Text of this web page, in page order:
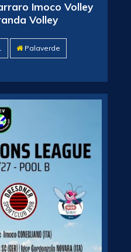
Imoco Volley
Volley
Palaverde